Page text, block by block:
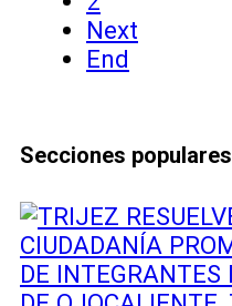
Next
End
Secciones populares